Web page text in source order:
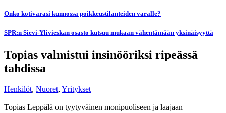
Onko kotivarasi kunnossa poikkeustilanteiden varalle?
SPR:n Sievi-Ylivieskan osasto kutsuu mukaan vähentämään yksinäisyyttä
Topias valmistui insinööriksi ripeässä
tahdissa
Henkilöt, Nuoret, Yritykset
Topias Leppälä on tyytyväinen monipuoliseen ja laajaan